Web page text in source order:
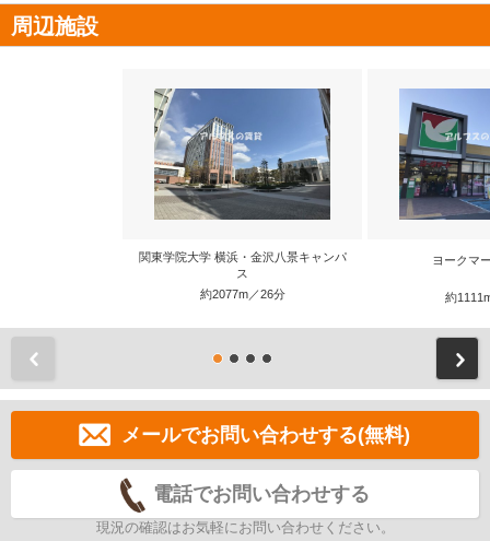
周辺施設
関東学院大学 横浜・金沢八景キャンパ
ス
約2077m／26分
ヨークマ
約
メールでお問い合わせする(無料)
電話でお問い合わせする
現況の確認はお気軽にお問い合わせください。